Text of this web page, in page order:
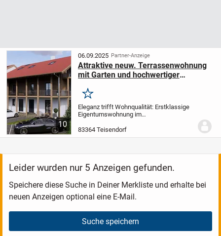
10
06.09.2025 Partner-Anzeige
Attraktive neuw. Terrassenwohnung
mit Garten und hochwertiger
Teisendorf
Merken
Eleganz trifft Wohnqualität: Erstklassige
Eigentumswohnung im
in Ihrem neuen Zuhause - einer
außergewöhnl...
83364 Teisendorf
Leider wurden nur 5 Anzeigen gefunden.
Speichere diese Suche in Deiner Merkliste und erhalte bei
neuen Anzeigen optional eine E-Mail.
Suche speichern